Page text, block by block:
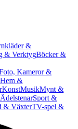
&
& VerktygBöcker &
Kameror &
Hem &
KonstMusikMynt &
Sport &
& VäxterTV-spel &